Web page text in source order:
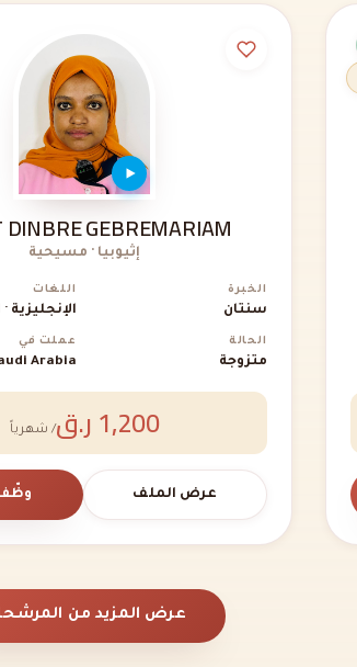
DINBRE GEBREMARIAM
إثيوبيا · مسيحية
الخبرة
سنتان
اللغات
الإنجليزية
الحالة
متزوجة
عملت في
Arabia
1,200 ر.ق / شهرياً
عرض الملف
عرض المزيد من